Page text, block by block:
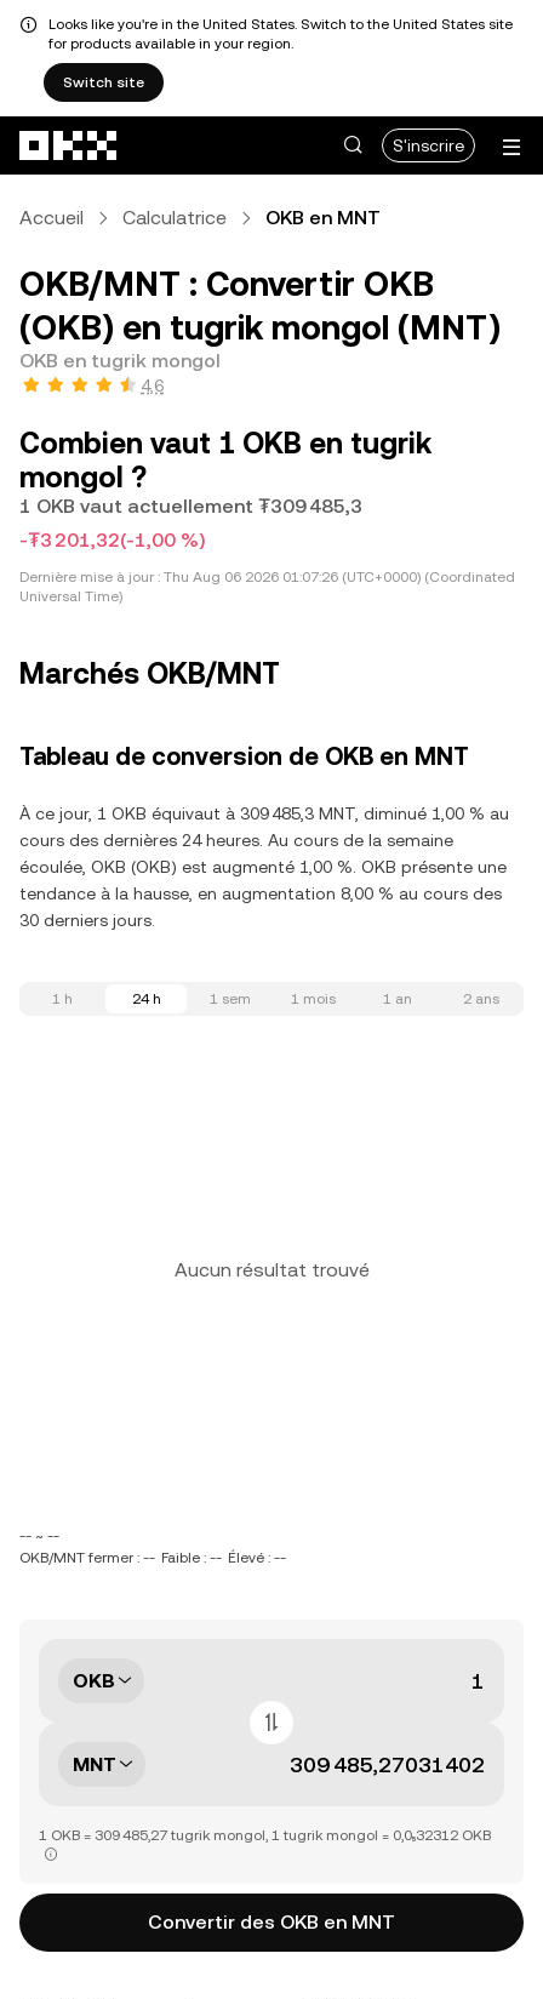
Looks like you're in the United States. Switch to the United States site
for products available in your region.
Switch site
S'inscrire
Accueil Calculatrice OKB en MNT
OKB/MNT : Convertir OKB
(OKB) en tugrik mongol (MNT)
OKB en tugrik mongol
4,6
Combien vaut 1 OKB en tugrik
mongol ?
1 OKB vaut actuellement ₮309 485,3
-₮3 201,32(-1,00 %)
Dernière mise à jour : Thu Aug 06 2026 01:07:26 (UTC+0000) (Coordinated
Universal Time)
Marchés OKB/MNT
Tableau de conversion de OKB en MNT
À ce jour, 1 OKB équivaut à 309 485,3 MNT, diminué 1,00 % au
cours des dernières 24 heures. Au cours de la semaine
écoulée, OKB (OKB) est augmenté 1,00 %. OKB présente une
tendance à la hausse, en augmentation 8,00 % au cours des
30 derniers jours.
1 h 24 h 1 sem 1 mois 1 an 2 ans
Aucun résultat trouvé
-- ~ --
OKB/MNT fermer : -- Faible : -- Élevé : --
OKB
MNT
1 OKB = 309 485,27 tugrik mongol, 1 tugrik mongol = 0,0₅32312 OKB
Convertir des OKB en MNT